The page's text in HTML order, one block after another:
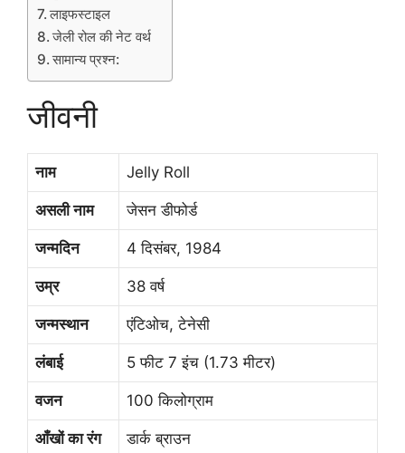
लाइफस्टाइल
जेली रोल की नेट वर्थ
सामान्य प्रश्न:
जीवनी
नाम Jelly Roll
असली नाम जेसन डीफोर्ड
जन्मदिन 4 दिसंबर, 1984
उम्र 38 वर्ष
जन्मस्थान एंटिओच, टेनेसी
लंबाई 5 फीट 7 इंच (1.73 मीटर)
वजन 100 किलोग्राम
आँखों का रंग डार्क ब्राउन